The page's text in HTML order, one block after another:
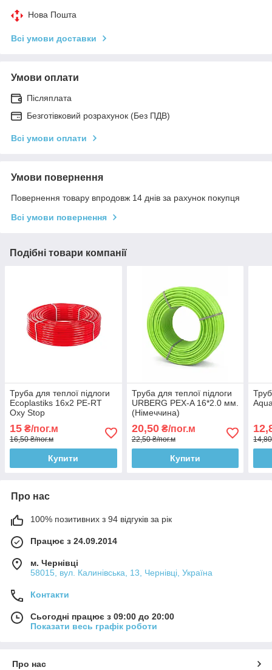
Нова Пошта
Всі умови доставки
Умови оплати
Післяплата
Безготівковий розрахунок (Без ПДВ)
Всі умови оплати
Умови повернення
Повернення товару впродовж 14 днів за рахунок покупця
Всі умови повернення
Подібні товари компанії
Труба для теплої підлоги
Ecoplastiks 16х2 PE-RT
Oxy Stop
15 ₴/пог.м
16,50 ₴/пог.м
Купити
Труба для теплої підлоги
URBERG PEX-A 16*2.0 мм.
(Німеччина)
20,50₴/пог.м
22,50 ₴/пог.м
Купити
Про нас
100% позитивних з 94 відгуків за рік
Працює з 24.09.2014
м. Чернівці
58015, вул. Калинівська, 13, Чернівці, Україна
Контакти
Сьогодні працює з 09:00 до 20:00
Показати весь графік роботи
Про нас